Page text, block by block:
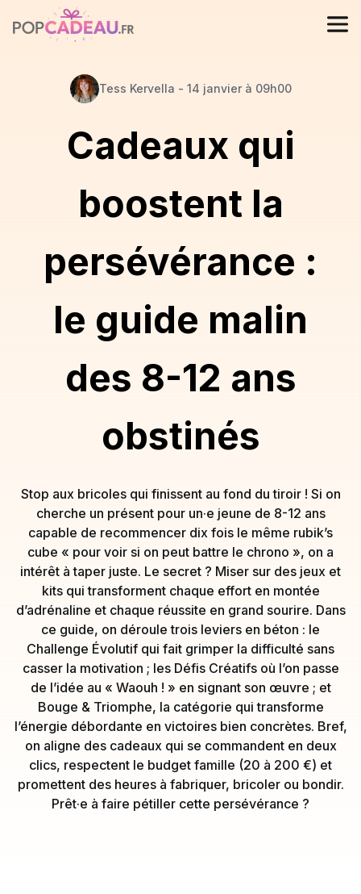
Tess Kervella - 14 janvier à 09h00
Cadeaux qui
boostent la
persévérance :
le guide malin
des 8-12 ans
obstinés
Stop aux bricoles qui finissent au fond du tiroir ! Si on
cherche un présent pour un·e jeune de 8-12 ans
capable de recommencer dix fois le même rubik’s
cube « pour voir si on peut battre le chrono », on a
intérêt à taper juste. Le secret ? Miser sur des jeux et
kits qui transforment chaque effort en montée
d’adrénaline et chaque réussite en grand sourire. Dans
ce guide, on déroule trois leviers en béton : le
Challenge Évolutif qui fait grimper la difficulté sans
casser la motivation ; les Défis Créatifs où l’on passe
de l’idée au « Waouh ! » en signant son œuvre ; et
Bouge & Triomphe, la catégorie qui transforme
l’énergie débordante en victoires bien concrètes. Bref,
on aligne des cadeaux qui se commandent en deux
clics, respectent le budget famille (20 à 200 €) et
promettent des heures à fabriquer, bricoler ou bondir.
Prêt·e à faire pétiller cette persévérance ?